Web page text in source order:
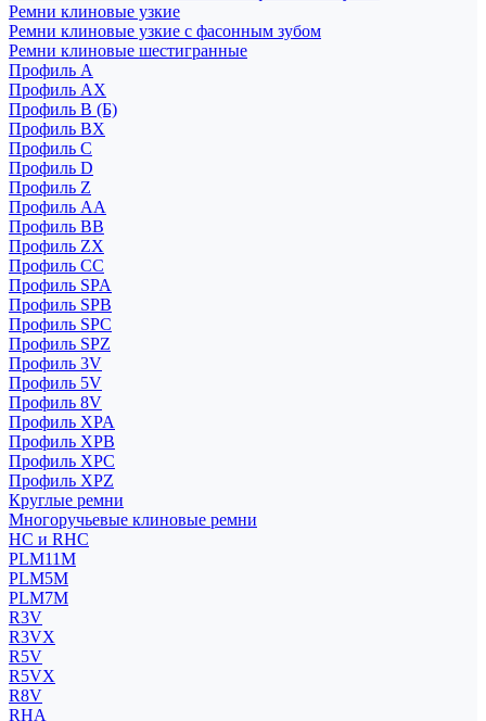
Ремни клиновые узкие
Ремни клиновые узкие с фасонным зубом
Ремни клиновые шестигранные
Профиль A
Профиль AX
Профиль B (Б)
Профиль BX
Профиль C
Профиль D
Профиль Z
Профиль АА
Профиль BB
Профиль ZX
Профиль CC
Профиль SPA
Профиль SPB
Профиль SPC
Профиль SPZ
Профиль 3V
Профиль 5V
Профиль 8V
Профиль XPA
Профиль XPB
Профиль XPC
Профиль XPZ
Круглые ремни
Многоручьевые клиновые ремни
HC и RHC
PLM11M
PLM5M
PLM7M
R3V
R3VX
R5V
R5VX
R8V
RHA